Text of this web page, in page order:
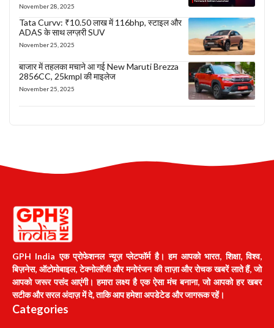
November 28, 2025
Tata Curvv: ₹10.50 लाख में 116bhp, स्टाइल और
ADAS के साथ लग्ज़री SUV
November 25, 2025
बाजार में तहलका मचाने आ गई New Maruti Brezza
2856CC, 25kmpl की माइलेज
November 25, 2025
GPH India एक प्रोफेशनल न्यूज़ प्लेटफॉर्म है। हम आपको भारत, शिक्षा, विश्व,
बिज़नेस, ऑटोमोबाइल, टेक्नोलॉजी और मनोरंजन की ताज़ा और रोचक खबरें लाते हैं, जो
आपको जरूर पसंद आएंगी। हमारा लक्ष्य है एक ऐसा मंच बनाना, जो आपको हर खबर
सटीक और सरल अंदाज़ में दे, ताकि आप हमेशा अपडेटेड और जागरूक रहें।
Categories